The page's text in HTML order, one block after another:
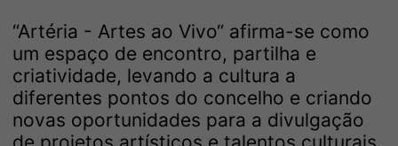
“Artéria - Artes ao Vivo“ afirma-se como
um espaço de encontro, partilha e
criatividade, levando a cultura a
diferentes pontos do concelho e criando
novas oportunidades para a divulgação